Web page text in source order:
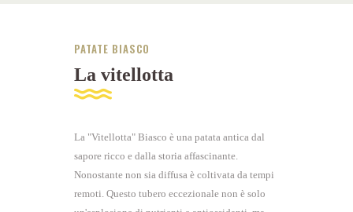
PATATE BIASCO
La vitellotta
La "Vitellotta" Biasco è una patata antica dal
sapore ricco e dalla storia affascinante.
Nonostante non sia diffusa è coltivata da tempi
remoti. Questo tubero eccezionale non è solo